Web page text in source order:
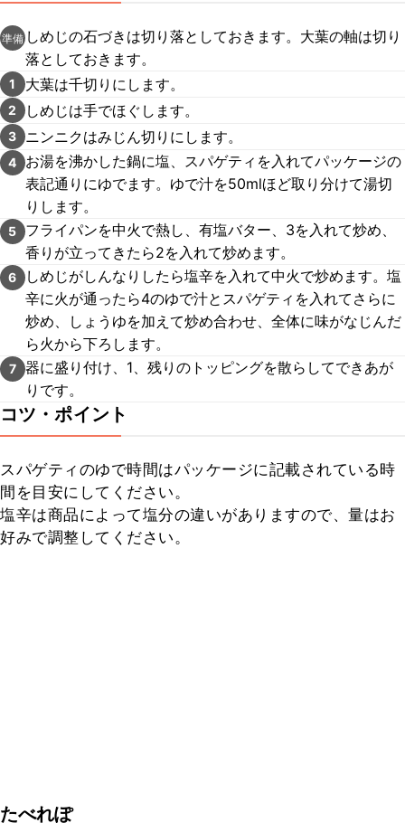
準備 しめじの石づきは切り落としておきます。大葉の軸は切り
落としておきます。
1 大葉は千切りにします。
2 しめじは手でほぐします。
3 ニンニクはみじん切りにします。
4
お湯を沸かした鍋に塩、スパゲティを入れてパッケージの
表記通りにゆでます。ゆで汁を50mlほど取り分けて湯切
りします。
5
フライパンを中火で熱し、有塩バター、3を入れて炒め、
香りが立ってきたら2を入れて炒めます。
6
しめじがしんなりしたら塩辛を入れて中火で炒めます。塩
辛に火が通ったら4のゆで汁とスパゲティを入れてさらに
炒め、しょうゆを加えて炒め合わせ、全体に味がなじんだ
ら火から下ろします。
7 器に盛り付け、1、残りのトッピングを散らしてできあが
りです。
コツ・ポイント
スパゲティのゆで時間はパッケージに記載されている時
間を目安にしてください。
塩辛は商品によって塩分の違いがありますので、量はお
好みで調整してください。
たべれぽ